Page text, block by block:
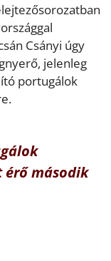
Csányi úgy
jelenleg
portugálok
érő második